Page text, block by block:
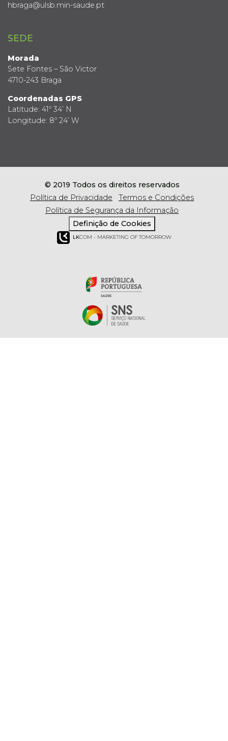
hbraga@ulsb.min-saude.pt
SEDE
Morada
Sete Fontes – São Victor
4710-243 Braga
Coordenadas GPS
Latitude: 41º 34’ N
Longitude: 8º 24’ W
© 2019 Todos os direitos reservados
Política de Privacidade
Termos e Condições
Política de Segurança da Informação
Definição de Cookies
LKCOM - MARKETING OF TOMORROW